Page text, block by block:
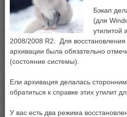
Бэкап
(для
утилитой
2008/2008 R2. Для
архивации была обязательно
(состояние системы).
Ели архивация делалась
обратиться к справке этих утилит
У вас есть два режима